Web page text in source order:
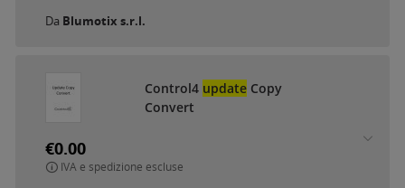
Da Blumotix s.r.l.
Control4 update Copy
Convert
€0.00
IVA e spedizione escluse